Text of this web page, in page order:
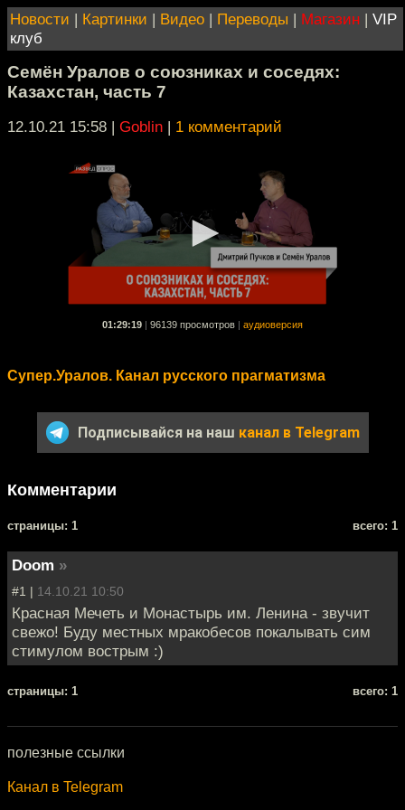
Новости | Картинки | Видео | Переводы | Магазин | VIP
клуб
Семён Уралов о союзниках и соседях:
Казахстан, часть 7
12.10.21 15:58 | Goblin | 1 комментарий
01:29:19 96139 просмотров аудиоверсия
Супер.Уралов. Канал русского прагматизма
Подписывайся на наш канал в Telegram
Комментарии
cтраницы: 1 всего: 1
Doom »
#1 | 14.10.21 10:50
Красная Мечеть и Монастырь им. Ленина - звучит
свежо! Буду местных мракобесов покалывать сим
стимулом вострым :)
cтраницы: 1 всего: 1
полезные ссылки
Канал в Telegram